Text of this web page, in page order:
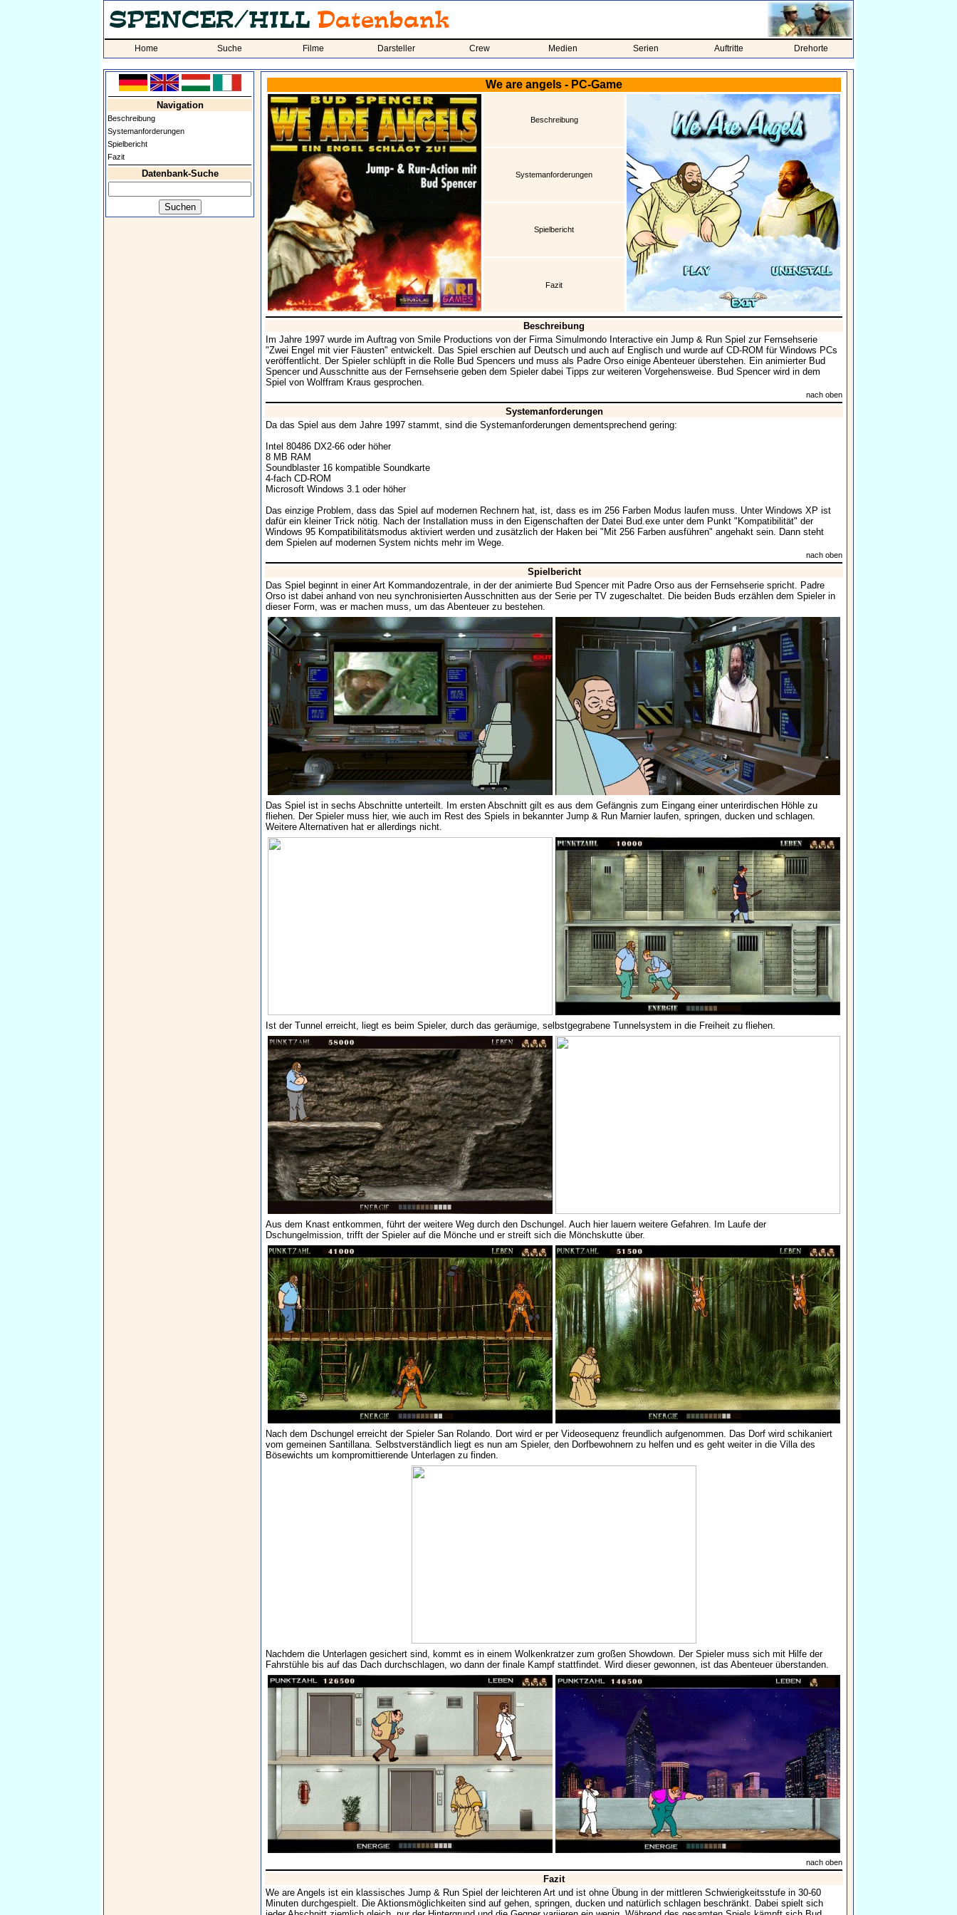
Home Suche Filme Darsteller Crew Medien Serien Auftritte Drehorte
Navigation
Beschreibung
Systemanforderungen
Spielbericht
Fazit
Datenbank-Suche
We are angels - PC-Game
Beschreibung
Systemanforderungen
Spielbericht
Fazit
Beschreibung
Im Jahre 1997 wurde im Auftrag von Smile Productions von der Firma Simulmondo Interactive ein Jump & Run Spiel zur Fernsehserie
"Zwei Engel mit vier Fäusten" entwickelt. Das Spiel erschien auf Deutsch und auch auf Englisch und wurde auf CD-ROM für Windows PCs
veröffentlicht. Der Spieler schlüpft in die Rolle Bud Spencers und muss als Padre Orso einige Abenteuer überstehen. Ein animierter Bud
Spencer und Ausschnitte aus der Fernsehserie geben dem Spieler dabei Tipps zur weiteren Vorgehensweise. Bud Spencer wird in dem
Spiel von Wolffram Kraus gesprochen.
nach oben
Systemanforderungen
Da das Spiel aus dem Jahre 1997 stammt, sind die Systemanforderungen dementsprechend gering:
Intel 80486 DX2-66 oder höher
8 MB RAM
Soundblaster 16 kompatible Soundkarte
4-fach CD-ROM
Microsoft Windows 3.1 oder höher
Das einzige Problem, dass das Spiel auf modernen Rechnern hat, ist, dass es im 256 Farben Modus laufen muss. Unter Windows XP ist
dafür ein kleiner Trick nötig. Nach der Installation muss in den Eigenschaften der Datei Bud.exe unter dem Punkt "Kompatibilität" der
Windows 95 Kompatibilitätsmodus aktiviert werden und zusätzlich der Haken bei "Mit 256 Farben ausführen" angehakt sein. Dann steht
dem Spielen auf modernen System nichts mehr im Wege.
nach oben
Spielbericht
Das Spiel beginnt in einer Art Kommandozentrale, in der der animierte Bud Spencer mit Padre Orso aus der Fernsehserie spricht. Padre
Orso ist dabei anhand von neu synchronisierten Ausschnitten aus der Serie per TV zugeschaltet. Die beiden Buds erzählen dem Spieler in
dieser Form, was er machen muss, um das Abenteuer zu bestehen.
Das Spiel ist in sechs Abschnitte unterteilt. Im ersten Abschnitt gilt es aus dem Gefängnis zum Eingang einer unterirdischen Höhle zu
fliehen. Der Spieler muss hier, wie auch im Rest des Spiels in bekannter Jump & Run Marnier laufen, springen, ducken und schlagen.
Weitere Alternativen hat er allerdings nicht.
Ist der Tunnel erreicht, liegt es beim Spieler, durch das geräumige, selbstgegrabene Tunnelsystem in die Freiheit zu fliehen.
Aus dem Knast entkommen, führt der weitere Weg durch den Dschungel. Auch hier lauern weitere Gefahren. Im Laufe der
Dschungelmission, trifft der Spieler auf die Mönche und er streift sich die Mönchskutte über.
Nach dem Dschungel erreicht der Spieler San Rolando. Dort wird er per Videosequenz freundlich aufgenommen. Das Dorf wird schikaniert
vom gemeinen Santillana. Selbstverständlich liegt es nun am Spieler, den Dorfbewohnern zu helfen und es geht weiter in die Villa des
Bösewichts um kompromittierende Unterlagen zu finden.
Nachdem die Unterlagen gesichert sind, kommt es in einem Wolkenkratzer zum großen Showdown. Der Spieler muss sich mit Hilfe der
Fahrstühle bis auf das Dach durchschlagen, wo dann der finale Kampf stattfindet. Wird dieser gewonnen, ist das Abenteuer überstanden.
nach oben
Fazit
We are Angels ist ein klassisches Jump & Run Spiel der leichteren Art und ist ohne Übung in der mittleren Schwierigkeitsstufe in 30-60
Minuten durchgespielt. Die Aktionsmöglichkeiten sind auf gehen, springen, ducken und natürlich schlagen beschränkt. Dabei spielt sich